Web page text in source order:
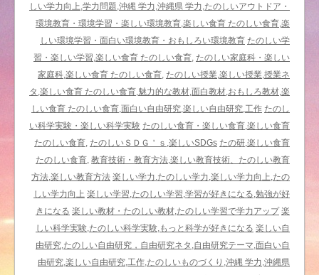
い
栄
養
学
＆
家
庭
科
ー
楽
し
い
学
習・
楽
し
しい学力向上,学力問題,沖縄 学力,沖縄県 学力,たのしいアウトドア・
環境教育・環境学習・楽しい環境教育,楽しい食育 たのしい食育,楽
しい環境学習・面白い環境教育・おもしろい環境教育 たのしい学
習・楽しい学習,楽しい食育 たのしい食育, たのしい家庭科・楽しい
家庭科,楽しい食育 たのしい食育, たのしい授業,楽しい授業,授業ネ
タ,楽しい食育 たのしい食育,魅力的な教材,面白教材,おもしろ教材,楽
しい食育 たのしい食育,面白い自由研究,楽しい自由研究,工作 たのし
い科学実験・楽しい科学実験 たのしい食育・楽しい食育,楽しい食育
たのしい食育, たのしいＳＤＧ＇ｓ,楽しいSDGs たの研,楽しい食育
たのしい食育, 教育技術・教育方法,楽しい教育技術、たのしい教育
方法,楽しい教育方法 楽しい学力.たのしい学力,楽しい学力向上,たの
しい学力向上 楽しい学習,たのしい学習,学習が好きになる,勉強が好
きになる 楽しい教材・たのしい教材,たのしい学習で学力アップ 楽
しい科学実験,たのしい科学実験,もっと科学が好きになる 楽しい自
由研究,たのしい自由研究，自由研究ネタ,自由研究テーマ,面白い自
由研究,楽しい自由研究,工作,たのしいものづくり,沖縄 学力,沖縄県